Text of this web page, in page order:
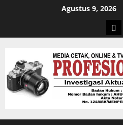
Agustus 9, 2026